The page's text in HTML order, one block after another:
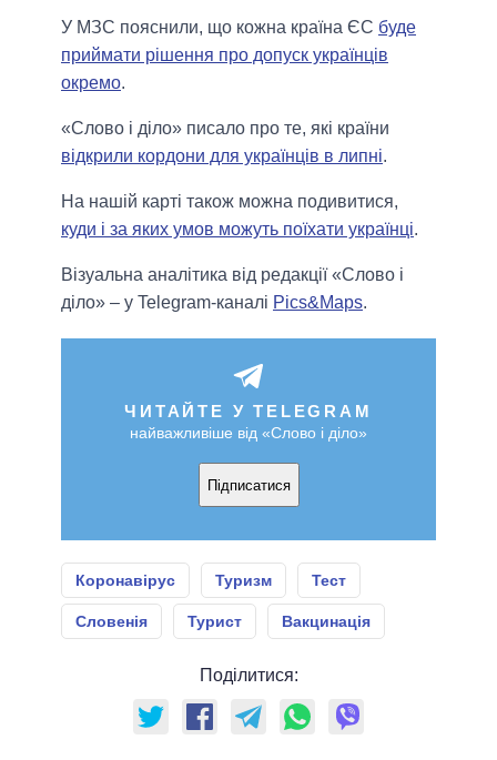
У МЗС пояснили, що кожна країна ЄС буде
приймати рішення про допуск українців
окремо.
«Слово і діло» писало про те, які країни
відкрили кордони для українців в липні.
На нашій карті також можна подивитися,
куди і за яких умов можуть поїхати українці.
Візуальна аналітика від редакції «Слово і
діло» – у Telegram-каналі Pics&Maps.
ЧИТАЙТЕ У TELEGRAM
найважливіше від «Слово і діло»
Підписатися
Коронавірус Туризм Тест
Словенія Турист Вакцинація
Поділитися: